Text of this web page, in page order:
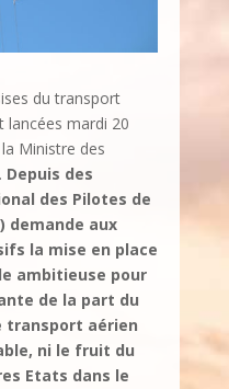
du transport
lancées mardi 20
Ministre des
Depuis des
des Pilotes de
demande aux
la mise en place
ambitieuse pour
de la part du
transport aérien
ni le fruit du
Etats dans le